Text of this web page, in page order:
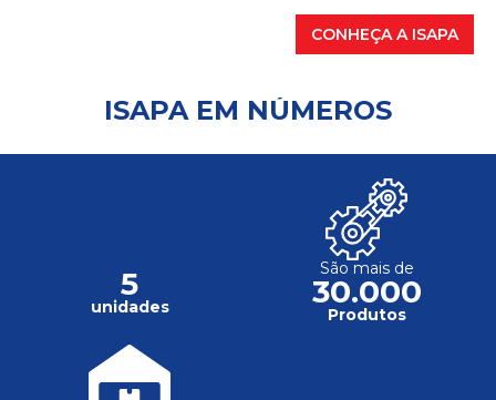
CONHEÇA A ISAPA
ISAPA EM NÚMEROS
5
unidades
São mais de
30.000
Produtos